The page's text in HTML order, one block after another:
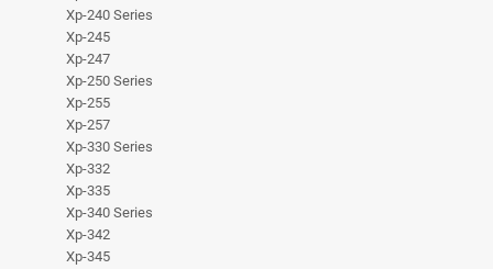
Xp-240 Series
Xp-245
Xp-247
Xp-250 Series
Xp-255
Xp-257
Xp-330 Series
Xp-332
Xp-335
Xp-340 Series
Xp-342
Xp-345